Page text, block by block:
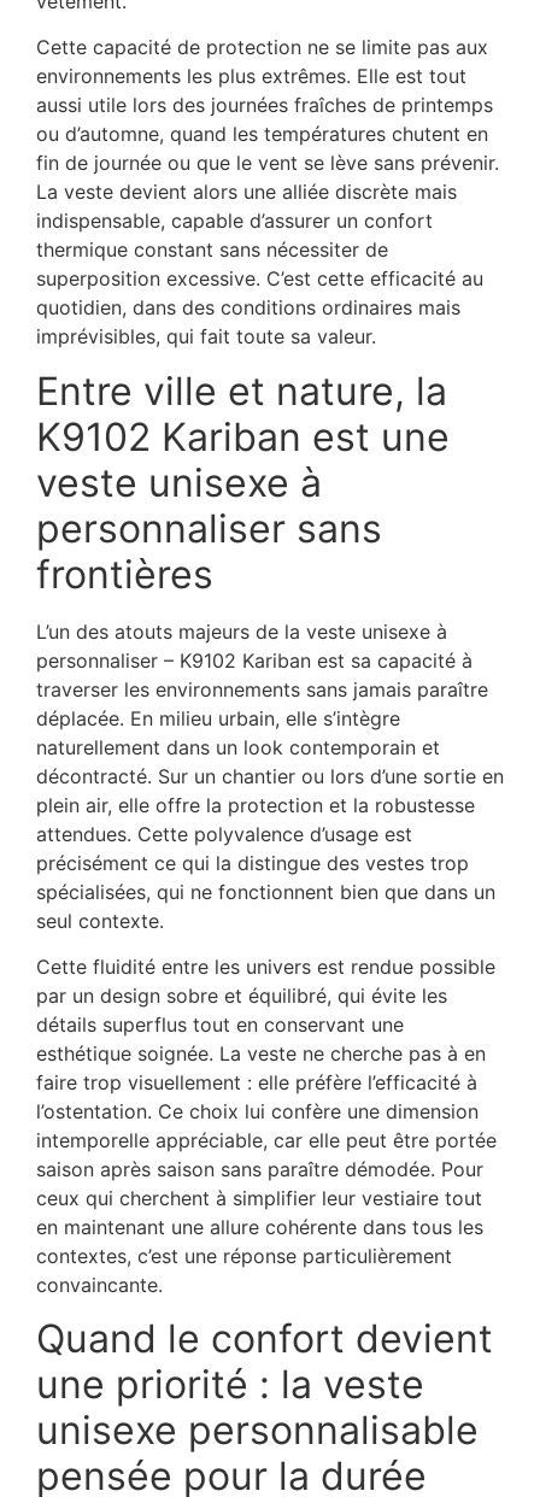
Cette capacité de protection ne se limite pas aux
environnements les plus extrêmes. Elle est tout
aussi utile lors des journées fraîches de printemps
ou d’automne, quand les températures chutent en
fin de journée ou que le vent se lève sans prévenir.
La veste devient alors une alliée discrète mais
indispensable, capable d’assurer un confort
thermique constant sans nécessiter de
superposition excessive. C’est cette efficacité au
quotidien, dans des conditions ordinaires mais
imprévisibles, qui fait toute sa valeur.
Entre ville et nature, la
K9102 Kariban est une
veste unisexe à
personnaliser sans
frontières
L’un des atouts majeurs de la veste unisexe à
personnaliser – K9102 Kariban est sa capacité à
traverser les environnements sans jamais paraître
déplacée. En milieu urbain, elle s’intègre
naturellement dans un look contemporain et
décontracté. Sur un chantier ou lors d’une sortie en
plein air, elle offre la protection et la robustesse
attendues. Cette polyvalence d’usage est
précisément ce qui la distingue des vestes trop
spécialisées, qui ne fonctionnent bien que dans un
seul contexte.
Cette fluidité entre les univers est rendue possible
par un design sobre et équilibré, qui évite les
détails superflus tout en conservant une
esthétique soignée. La veste ne cherche pas à en
faire trop visuellement : elle préfère l’efficacité à
l’ostentation. Ce choix lui confère une dimension
intemporelle appréciable, car elle peut être portée
saison après saison sans paraître démodée. Pour
ceux qui cherchent à simplifier leur vestiaire tout
en maintenant une allure cohérente dans tous les
contextes, c’est une réponse particulièrement
convaincante.
Quand le confort devient
une priorité : la veste
unisexe personnalisable
pensée pour la durée